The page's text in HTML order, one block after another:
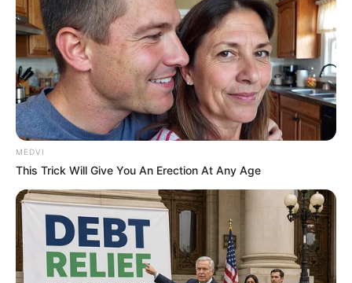
Arthrologist Begs To Stop Buying Knee Braces - Do
This Instead
FORGE BODY
Groom Splits Pants In Viral Wedding Photo Disaster!
BUZZDAY
MEDVI
This Trick Will Give You An Erection At Any Age